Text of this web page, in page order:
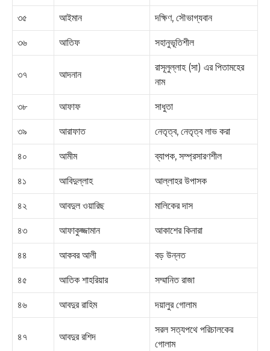
৩৫ আইমান দক্ষিণ, সৌভাগ্যবান
৩৬ আতিফ সহানুভূতিশীল
৩৭ আদনান
রাসূলুল্লাহ (সা) এর পিতামহের
নাম
৩৮ আফাফ সাধুতা
৩৯ আরাফাত নেতৃত্ব, নেতৃত্ব লাভ করা
৪০ আমীম ব্যাপক, সম্প্রসারণশীল
৪১ আবিদুল্লাহ আল্লাহর উপাসক
৪২ আবদুল ওয়ারিছ মালিকের দাস
৪৩ আফাকুজ্জামান আকাশের কিনারা
৪৪ আকবর আলী বড় উন্নত
৪৫ আতিক শাহরিয়ার সম্মানিত রাজা
৪৬ আবদুর রাহিম দয়ালুর গোলাম
৪৭ আবদুর রশিদ
সরল সত্যপথে পরিচালকের
গোলাম